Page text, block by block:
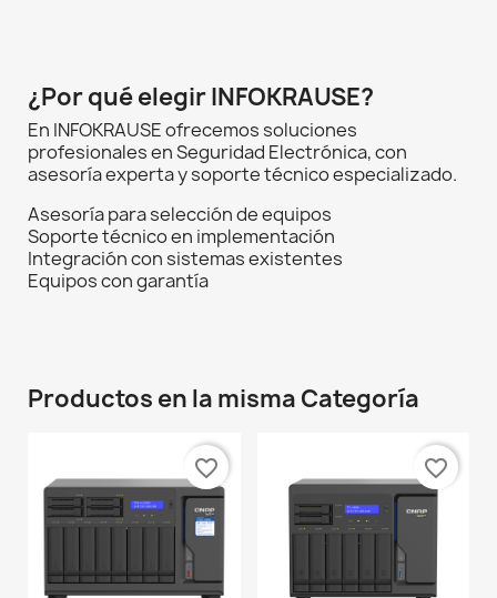
¿Por qué elegir INFOKRAUSE?
En INFOKRAUSE ofrecemos soluciones
profesionales en Seguridad Electrónica, con
asesoría experta y soporte técnico especializado.
Asesoría para selección de equipos
Soporte técnico en implementación
Integración con sistemas existentes
Equipos con garantía
Productos en la misma Categoría
favorite_border favorite_border